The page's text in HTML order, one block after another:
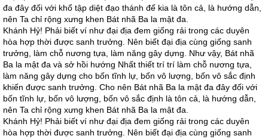
đa đây đối với khổ tập diệt đạo thánh đế kia là tôn cả, là hướng dẫn,
nên Ta chỉ rộng xưng khen Bát nhã Ba la mật đa.
Khánh Hỷ! Phải biết ví như đại địa đem giống rải trong các duyên
hòa hợp thời được sanh trưởng. Nên biết đại địa cùng giống sanh
trưởng, làm chỗ nương tựa, làm năng gây dựng. Như vậy, Bát nhã
Ba la mật đa và sở hồi hướng Nhất thiết trí trí làm chỗ nương tựa,
làm năng gây dựng cho bốn tĩnh lự, bốn vô lượng, bốn vô sắc định
khiến được sanh trưởng. Cho nên Bát nhã Ba la mật đa đây đối với
bốn tĩnh lự, bốn vô lượng, bốn vô sắc định là tôn cả, là hướng dẫn,
nên Ta chỉ rộng xưng khen Bát nhã Ba la mật đa.
Khánh Hỷ! Phải biết ví như đại địa đem giống rải trong các duyên
hòa hợp thời được sanh trưởng. Nên biết đại địa cùng giống sanh